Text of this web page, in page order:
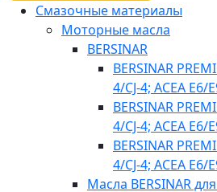
Смазочные материалы
Моторные масла
BERSINAR
BERSINAR
4/CJ-4; ACEA E6/
BERSINAR
4/CJ-4; ACEA E6/
BERSINAR
4/CJ-4; ACEA E6/
Масла BERSINAR